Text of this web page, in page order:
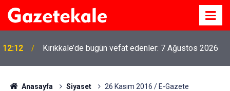
12:12 Kırıkkale’de bugün vefat edenler: 7 Ağustos 2026
Anasayfa Siyaset 26 Kasım 2016 / E-Gazete